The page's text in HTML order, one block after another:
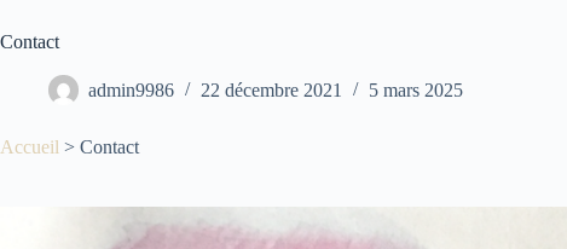
Contact
admin9986 22 décembre 2021 5 mars 2025
Accueil > Contact